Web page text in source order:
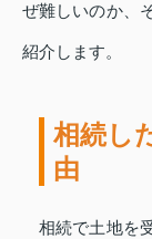
ぜ難しいのか、
紹介します。
相続し
由
相続で土地を